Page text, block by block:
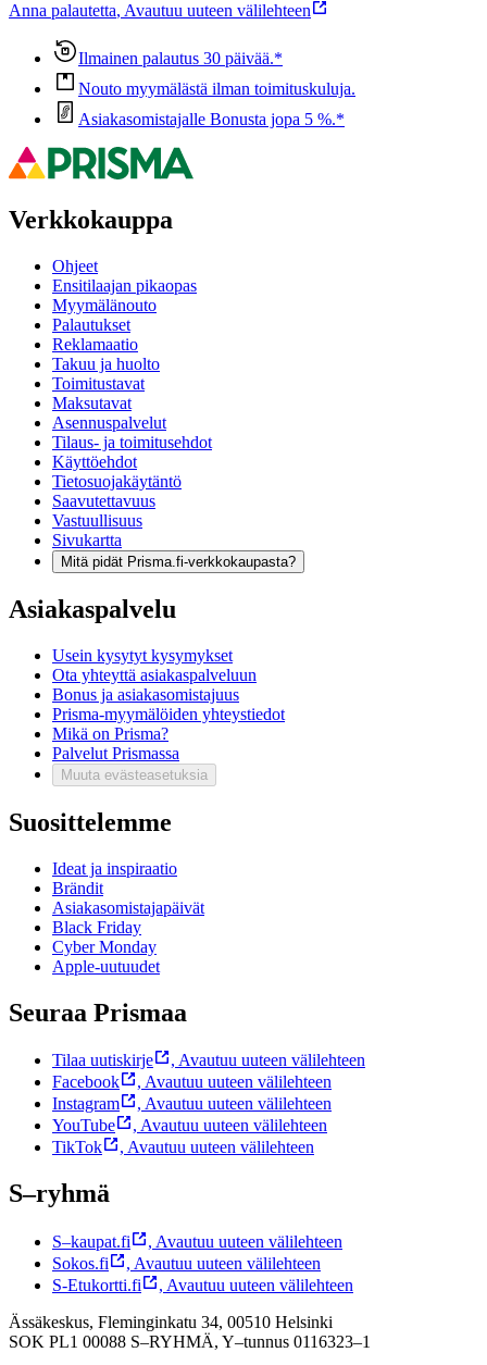
Anna palautetta, Avautuu uuteen välilehteen
Ilmainen palautus 30 päivää.*
Nouto myymälästä ilman toimituskuluja.
Asiakasomistajalle Bonusta jopa 5 %.*
Verkkokauppa
Ohjeet
Ensitilaajan pikaopas
Myymälänouto
Palautukset
Reklamaatio
Takuu ja huolto
Toimitustavat
Maksutavat
Asennuspalvelut
Tilaus- ja toimitusehdot
Käyttöehdot
Tietosuojakäytäntö
Saavutettavuus
Vastuullisuus
Sivukartta
Mitä pidät Prisma.fi-verkkokaupasta?
Asiakaspalvelu
Usein kysytyt kysymykset
Ota yhteyttä asiakaspalveluun
Bonus ja asiakasomistajuus
Prisma-myymälöiden yhteystiedot
Mikä on Prisma?
Palvelut Prismassa
Muuta evästeasetuksia
Suosittelemme
Ideat ja inspiraatio
Brändit
Asiakasomistajapäivät
Black Friday
Cyber Monday
Apple-uutuudet
Seuraa Prismaa
Tilaa uutiskirje , Avautuu uuteen välilehteen
Facebook
, Avautuu uuteen välilehteen
Instagram
, Avautuu uuteen välilehteen
YouTube
, Avautuu uuteen välilehteen
TikTok
, Avautuu uuteen välilehteen
S–ryhmä
S–kaupat.fi , Avautuu uuteen välilehteen
Sokos.fi
, Avautuu uuteen välilehteen
S-Etukortti.fi
, Avautuu uuteen välilehteen
Ässäkeskus, Fleminginkatu 34, 00510 Helsinki
SOK PL1 00088 S–RYHMÄ, Y–tunnus 0116323–1